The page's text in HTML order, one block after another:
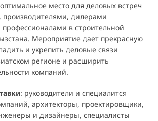
место для деловых встреч
производителями, дилерами
в строительной
Мероприятие дает прекрасную
и укрепить деловые связи
регионе и расширить
компаний.
: руководители и специалится
архитекторы, проектировщики,
и дизайнеры, специалисты